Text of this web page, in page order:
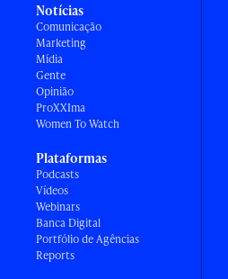
Notícias
Comunicação
Marketing
Mídia
Gente
Opinião
ProXXIma
Women To Watch
Plataformas
Podcasts
Vídeos
Webinars
Banca Digital
Portfólio de Agências
Reports